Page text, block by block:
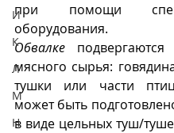
И
К
Л
М
Н
при помощи
оборудования.
Обвалке
мясного сырья:
тушки или части
может быть
в виде цельных туш/